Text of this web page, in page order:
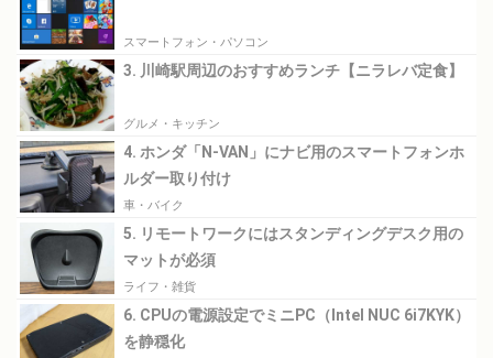
スマートフォン・パソコン
3. 川崎駅周辺のおすすめランチ【ニラレバ定食】
グルメ・キッチン
4. ホンダ「N-VAN」にナビ用のスマートフォンホ
ルダー取り付け
車・バイク
5. リモートワークにはスタンディングデスク用の
マットが必須
ライフ・雑貨
6. CPUの電源設定でミニPC（Intel NUC 6i7KYK）
を静穏化